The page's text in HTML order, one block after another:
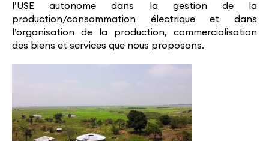
l’USE autonome dans la gestion de la
production/consommation électrique et dans
l’organisation de la production, commercialisation
des biens et services que nous proposons.